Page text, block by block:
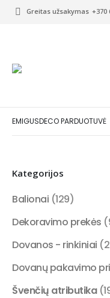
Greitas užsakymas +370
EMIGUSDECO PARDUOTUVĖ
Kategorijos
Balionai (129)
Dekoravimo prekės
Dovanos - rinkiniai
Dovanų pakavimo
Švenčių atributika